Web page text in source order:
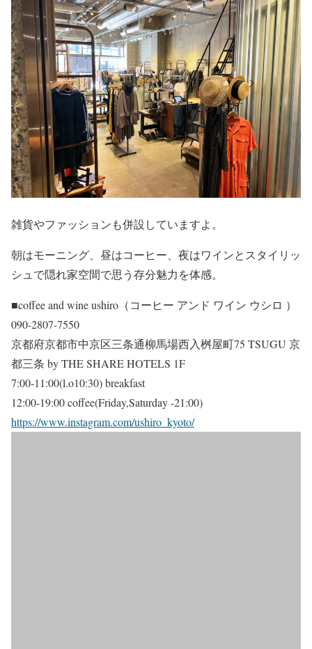
雑貨やファッションも併設していますよ。
朝はモーニング、昼はコーヒー、夜はワインとスタイリッ
シュで隠れ家空間で思う存分魅力を体感。
■coffee and wine ushiro（コーヒー アンド ワイン ウシロ ）
090-2807-7550
京都府京都市中京区三条通柳馬場西入桝屋町75 TSUGU 京
都三条 by THE SHARE HOTELS 1F
7:00-11:00(l.o10:30) breakfast
12:00-19:00 coffee(Friday,Saturday -21:00)
https://www.instagram.com/ushiro_kyoto/